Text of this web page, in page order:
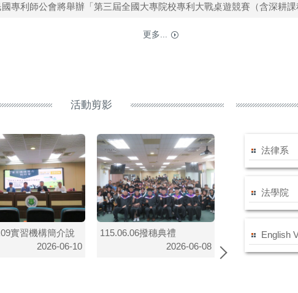
國專利師公會將舉辦「第三屆全國大專院校專利大戰桌遊競賽（含深耕課
更多...
活動剪影
實習機構簡介說
2026-06-10
115.06.06撥穗典禮
2026-06-08
115.06.08德國交換
法律系
法學院
English